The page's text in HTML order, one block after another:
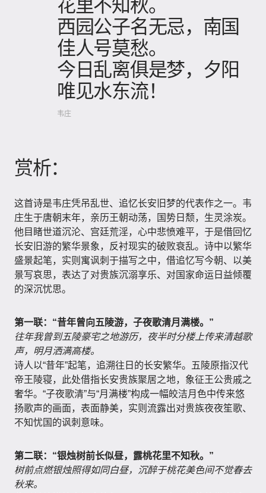
西园公子名无忌，南国
佳人号莫愁。
今日乱离俱是梦，夕阳
唯见水东流！
韦庄
赏析：
这首诗是韦庄凭吊乱世、追忆长安旧梦的代表作之一。韦
庄生于唐朝末年，亲历王朝动荡，国势日颓，生灵涂炭。
他目睹世道沉沦、宫廷荒淫，心中悲愤难平，于是借回忆
长安旧游的繁华景象，反衬现实的破败衰乱。诗中以繁华
盛景起笔，实则寓讽刺于描写之中，借追忆写今朝、以美
景写哀思，表达了对贵族沉溺享乐、对国家命运日益倾覆
的深沉忧思。
第一联：“昔年曾向五陵游，子夜歌清月满楼。”
往年我曾到五陵豪宅之地游历，夜半时分楼上传来清越歌
声，明月洒满高楼。
诗人以“昔年”起笔，追溯往日的长安繁华。五陵原指汉代
帝王陵寝，此处借指长安贵族聚居之地，象征王公贵戚之
奢华。“子夜歌清”与“月满楼”构成一幅皎洁月色中传来悠
扬歌声的画面，表面静美，实则流露出对贵族夜夜笙歌、
不知忧国的讽刺意味。
第二联：“银烛树前长似昼，露桃花里不知秋。”
树前点燃银烛照得如同白昼，沉醉于桃花美色间不觉春去
秋来。